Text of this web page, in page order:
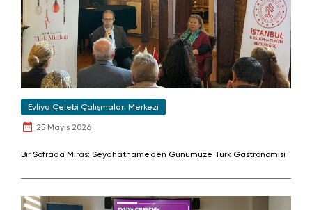
Evliya Çelebi Çalışmaları Merkezi
25 Mayıs 2026
Bir Sofrada Miras: Seyahatname’den Günümüze Türk Gastronomisi